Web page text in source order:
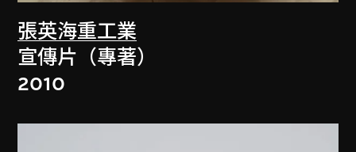
張英海重工業
宣傳片（專著）
2010